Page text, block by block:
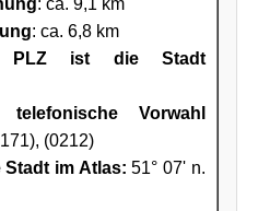
: ca. 9,1 km
: ca. 6,8 km
PLZ ist die Stadt
Vorwahl
(0212)
Stadt im Atlas: 51° 07' n.